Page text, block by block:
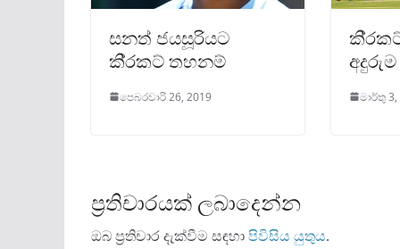
සනත් ජයසූරියට
කි‍්‍රකට් තහනම්
පෙබරවාරි 26, 2019
අදුරුම
මාර්තු 3,
ප්‍රතිචාරයක් ලබාදෙන්න
ඔබ ප්‍රතිචාර දැක්වීම සඳහාපිවිසිය යුතුය.